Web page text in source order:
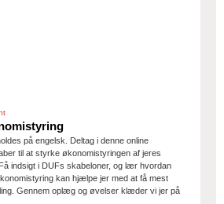
på engelsk. Deltag i denne online
til at styrke økonomistyringen af jeres
indsigt i DUFs skabeloner, og lær hvordan
kan hjælpe jer med at få mest
Gennem oplæg og øvelser klæder vi jer på